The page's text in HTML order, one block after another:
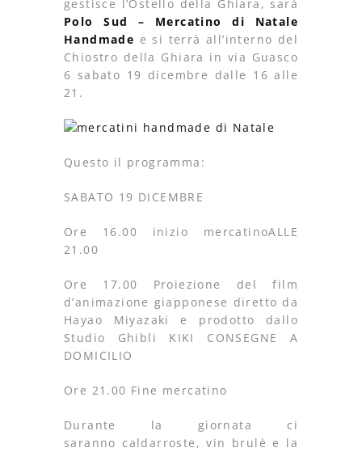
gestisce l’Ostello della Ghiara, sarà
Polo Sud – Mercatino di Natale
Handmade e si terrà all’interno del
Chiostro della Ghiara in via Guasco
6 sabato 19 dicembre dalle 16 alle
21.
Questo il programma:
SABATO 19 DICEMBRE
Ore 16.00 inizio mercatinoALLE
21.00
Ore 17.00 Proiezione del film
d’animazione giapponese diretto da
Hayao Miyazaki e prodotto dallo
Studio Ghibli KIKI CONSEGNE A
DOMICILIO
Ore 21.00 Fine mercatino
Durante la giornata ci
saranno caldarroste, vin brulè e la